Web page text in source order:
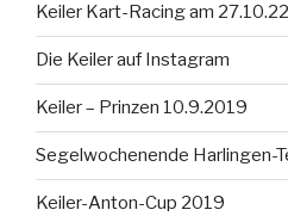
Keiler Kart-Racing am 27.10.22
Die Keiler auf Instagram
Keiler – Prinzen 10.9.2019
Segelwochenende Harlingen-
Keiler-Anton-Cup 2019